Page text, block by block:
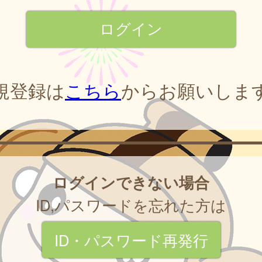
登録はこちらからお願いしま
ログインできない場合
ID,パスワードを忘れた方は
ID・パスワード再発行